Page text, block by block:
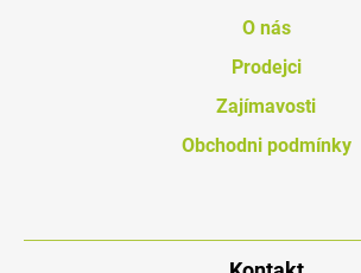
O nás
Prodejci
Zajímavosti
Obchodni podmínky